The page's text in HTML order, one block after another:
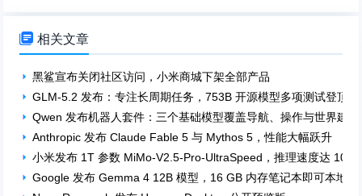
 相关文章
黑鲨宣布关闭社区访问，小米商城下架全部产品
GLM-5.2 发布：专注长周期任务，753B 开源模型多项测试登顶
Qwen 发布机器人套件：三个基础模型覆盖导航、操作与世界建模
Anthropic 发布 Claude Fable 5 与 Mythos 5，性能大幅跃升
小米发布 1T 参数 MiMo-V2.5-Pro-UltraSpeed，推理速度达
Google 发布 Gemma 4 12B 模型，16 GB 内存笔记本即可本地运